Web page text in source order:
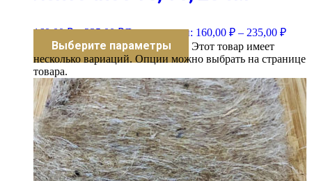
160,00₽ – 235,00₽Диапазон цен: 160,00 ₽ – 235,00 ₽
Выберите параметры
Этот товар имеет
несколько вариаций. Опции можно выбрать на странице
товара.